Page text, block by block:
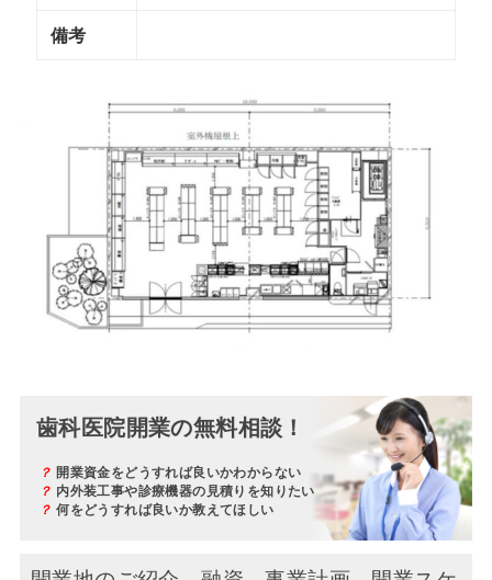
備考
歯科医院開業の無料相談！
？開業資金をどうすれば良いかわからない
？ 内外装工事や診療機器の見積りを知りたい
？何をどうすれば良いか教えてほしい